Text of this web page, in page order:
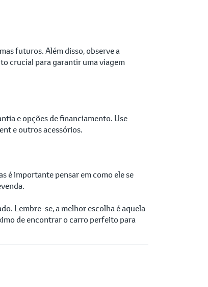
futuros. Além disso, observe a
crucial para garantir uma viagem
e opções de financiamento. Use
e outros acessórios.
é importante pensar em como ele se
Lembre-se, a melhor escolha é aquela
de encontrar o carro perfeito para